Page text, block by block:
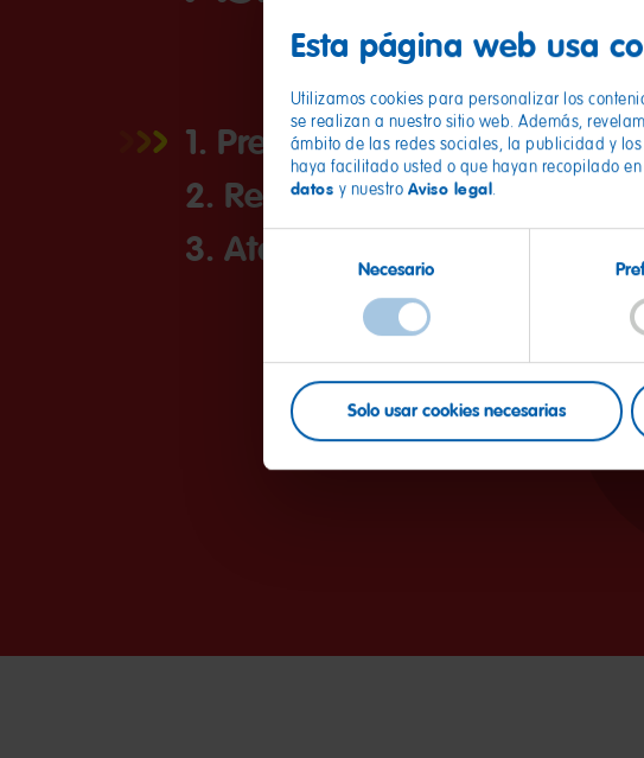
Esta página web usa
Utilizamos cookies para personalizar los
se realizan a nuestro sitio web. Además,
ámbito de las redes sociales, la publicidad y
haya facilitado usted o que hayan recopilado
datos y nuestro Aviso legal.
Selección
consentimiento
Necesario
Solo usar cookies necesarias
1. Prepare
2. Rellenar
3. Atar